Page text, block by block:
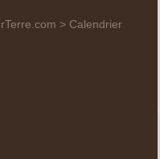
> Calendrier